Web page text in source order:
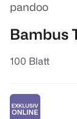
pandoo
Bambus
100 Blatt